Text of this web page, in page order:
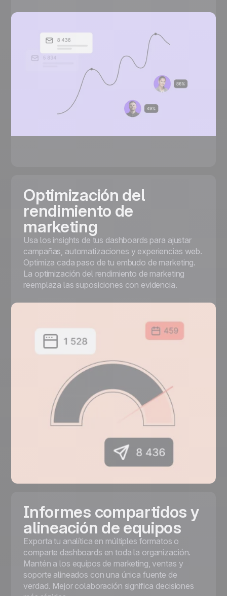
Optimización del
rendimiento de
marketing
Usa los insights de tus dashboards para ajustar
campañas, automatizaciones y experiencias web.
Optimiza cada paso de tu embudo de marketing.
La optimización del rendimiento de marketing
reemplaza las suposiciones con evidencia.
Informes compartidos y
alineación de equipos
Exporta tu analítica en múltiples formatos o
comparte dashboards en toda la organización.
Mantén a los equipos de marketing, ventas y
soporte alineados con una única fuente de
verdad. Mejor colaboración significa decisiones